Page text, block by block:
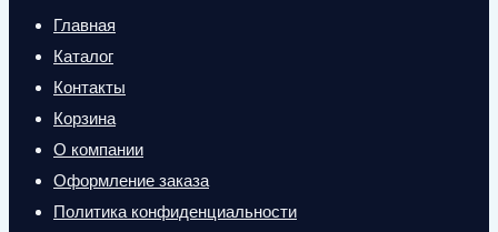
Главная
Каталог
Контакты
Корзина
О компании
Оформление заказа
Политика конфиденциальности